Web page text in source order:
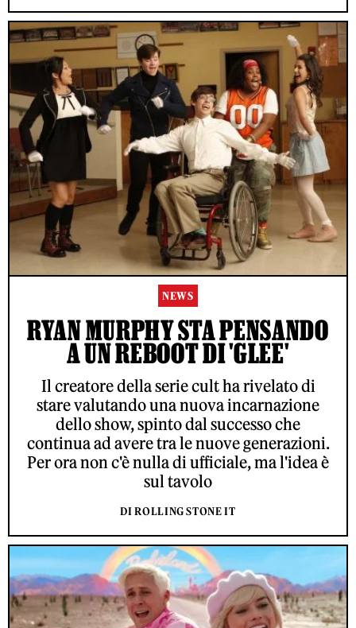
NEWS
RYAN MURPHY STA PENSANDO
A UN REBOOT DI 'GLEE'
Il creatore della serie cult ha rivelato di
stare valutando una nuova incarnazione
dello show, spinto dal successo che
continua ad avere tra le nuove generazioni.
Per ora non c'è nulla di ufficiale, ma l'idea è
sul tavolo
DI ROLLING STONE IT